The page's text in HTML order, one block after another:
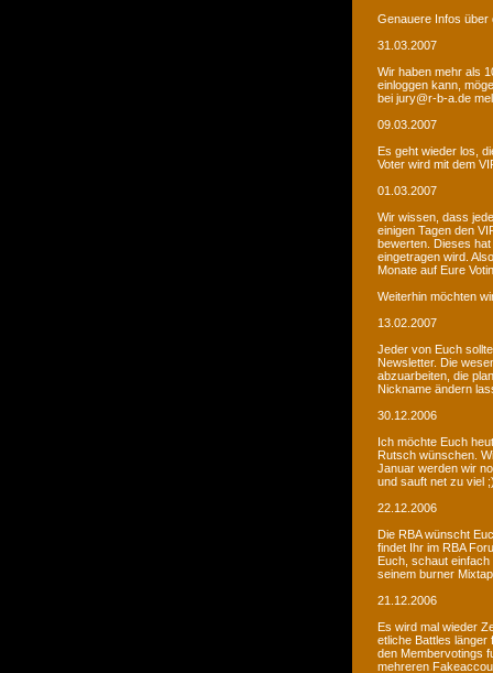
Genauere Infos über
31.03.2007
Wir haben mehr als
einloggen kann,
bei jury@r-b-a.de
09.03.2007
Es geht wieder los,
Voter wird mit dem
01.03.2007
Wir wissen, dass
einigen Tagen den
bewerten. Dieses
eingetragen wird.
Monate auf Eure
Weiterhin möchten
13.02.2007
Jeder von Euch
Newsletter. Die
abzuarbeiten, die
Nickname ändern
30.12.2006
Ich möchte Euch
Rutsch wünschen.
Januar werden wir
und sauft net zu viel
22.12.2006
Die RBA wünscht
findet Ihr im RBA
Euch, schaut einfach
seinem burner
21.12.2006
Es wird mal wieder
etliche Battles länger
den Membervotings
mehreren